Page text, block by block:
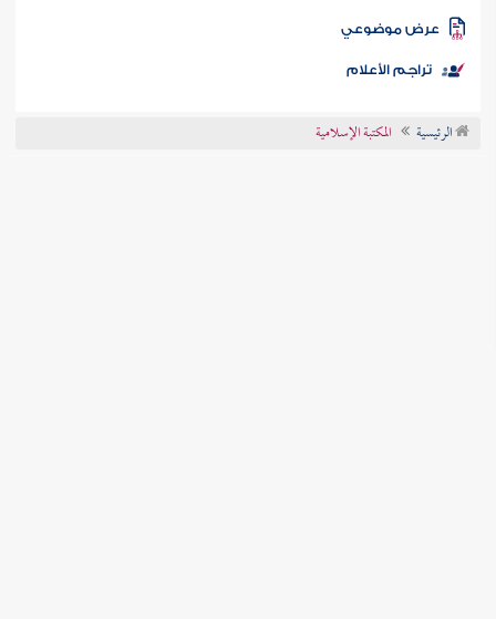
الكتب
موضوعي
تراجم الأعلام
الرئيسية المكتبة الإسلامية